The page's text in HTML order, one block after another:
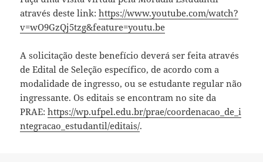
através deste link:https://www.youtube.com/watch?
v=wO9GzQj5tzg&feature=youtu.be
A solicitação deste benefício deverá ser feita através
de Edital de Seleção específico, de acordo com a
modalidade de ingresso, ou se estudante regular não
ingressante. Os editais se encontram no site da
PRAE:https://wp.ufpel.edu.br/prae/coordenacao_de_i
ntegracao_estudantil/editais/.